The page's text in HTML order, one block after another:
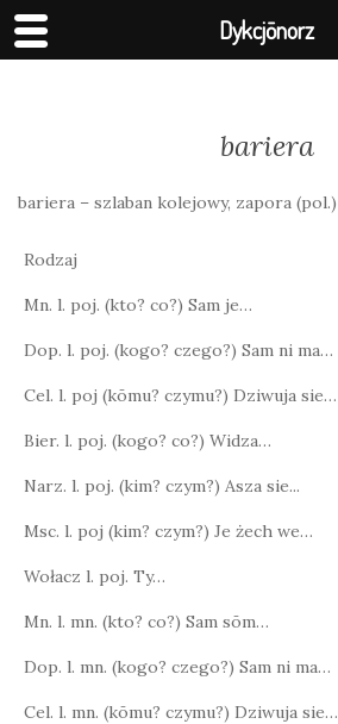
bariera
bariera – szlaban kolejowy, zapora (pol.)
Rodzaj
Mn. l. poj. (kto? co?) Sam je…
Dop. l. poj. (kogo? czego?) Sam ni ma…
Cel. l. poj (kōmu? czymu?) Dziwuja sie…
Bier. l. poj. (kogo? co?) Widza…
Narz. l. poj. (kim? czym?) Asza sie...
Msc. l. poj (kim? czym?) Je żech we…
Wołacz l. poj. Ty…
Mn. l. mn. (kto? co?) Sam sōm…
Dop. l. mn. (kogo? czego?) Sam ni ma…
Cel. l. mn. (kōmu? czymu?) Dziwuja sie…
Dykcjōnorz